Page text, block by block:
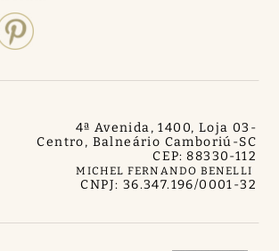
MICHEL FERNANDO BENELLI
4ª Avenida, 1400, Loja 03 -
Centro, Balneário Camboriú-SC
CEP: 88330-112
CNPJ: 36.347.196/0001-32